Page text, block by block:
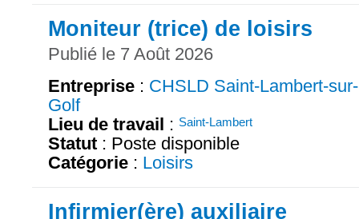
Moniteur (trice) de loisirs
Publié le 7 Août 2026
Entreprise : CHSLD Saint-Lambert-
Golf
Lieu de travail : Saint-Lambert
Statut : Poste disponible
Catégorie : Loisirs
Infirmier(ère) auxiliaire